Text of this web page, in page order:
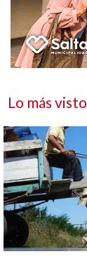
Lo más visto